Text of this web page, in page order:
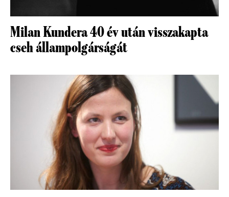
Milan Kundera 40 év után visszakapta
cseh állampolgárságát